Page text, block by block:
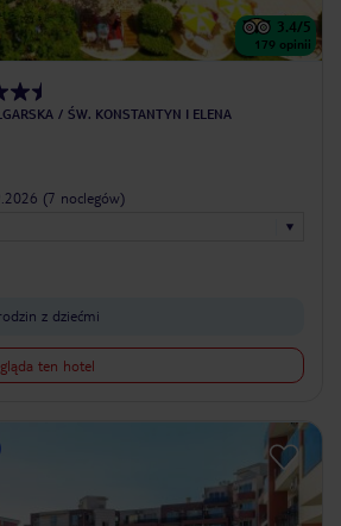
3.4/5
179 opinii
ŚW. KONSTANTYN I ELENA
(7 noclegów)
z dziećmi
ten hotel